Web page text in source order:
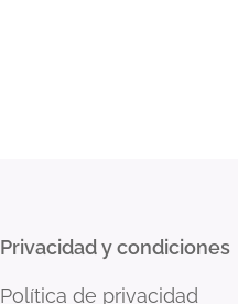
Privacidad y condiciones
Política de privacidad